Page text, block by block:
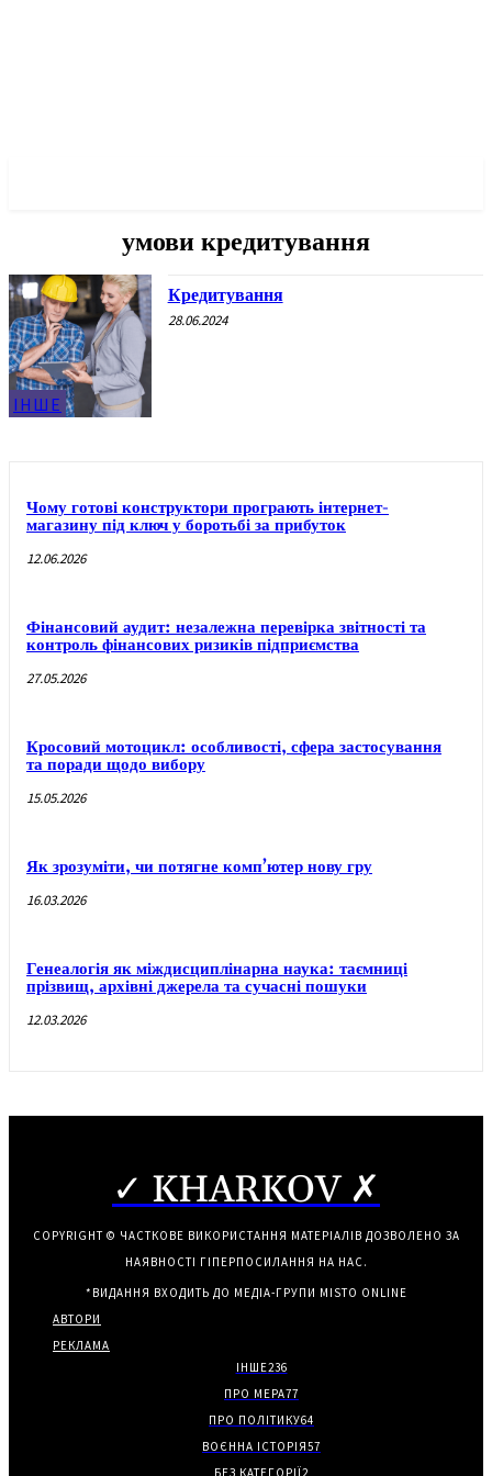
умови кредитування
ІНШЕ
Кредитування
28.06.2024
Чому готові конструктори програють інтернет-
магазину під ключ у боротьбі за прибуток
12.06.2026
Фінансовий аудит: незалежна перевірка звітності та
контроль фінансових ризиків підприємства
27.05.2026
Кросовий мотоцикл: особливості, сфера застосування
та поради щодо вибору
15.05.2026
Як зрозуміти, чи потягне комп’ютер нову гру
16.03.2026
Генеалогія як міждисциплінарна наука: таємниці
прізвищ, архівні джерела та сучасні пошуки
12.03.2026
✓ KHARKOV ✗
COPYRIGHT © ЧАСТКОВЕ ВИКОРИСТАННЯ МАТЕРІАЛІВ ДОЗВОЛЕНО ЗА
НАЯВНОСТІ ГІПЕРПОСИЛАННЯ НА НАС.
*ВИДАННЯ ВХОДИТЬ ДО МЕДІА-ГРУПИ MISTO ONLINE
АВТОРИ
РЕКЛАМА
ІНШЕ236
ПРО МЕРА77
ПРО ПОЛІТИКУ64
ВОЄННА ІСТОРІЯ57
БЕЗ КАТЕГОРІЇ2